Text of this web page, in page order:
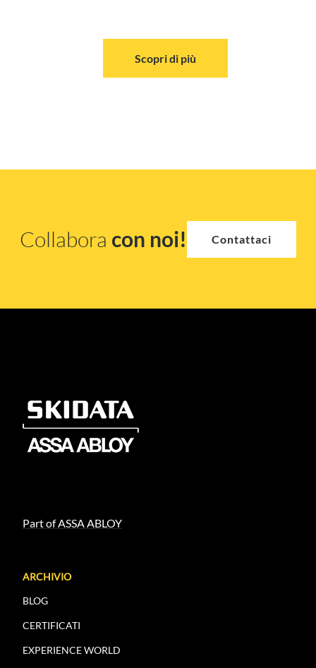
Scopri di più
Collabora con noi! Contattaci
Part of ASSA ABLOY
ARCHIVIO
BLOG
CERTIFICATI
EXPERIENCE WORLD